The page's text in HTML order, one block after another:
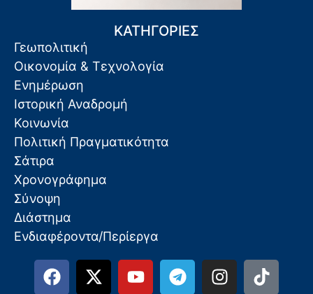
ΚΑΤΗΓΟΡΙΕΣ
Γεωπολιτική
Οικονομία & Τεχνολογία
Ενημέρωση
Ιστορική Αναδρομή
Κοινωνία
Πολιτική Πραγματικότητα
Σάτιρα
Χρονογράφημα
Σύνοψη
Διάστημα
Ενδιαφέροντα/Περίεργα